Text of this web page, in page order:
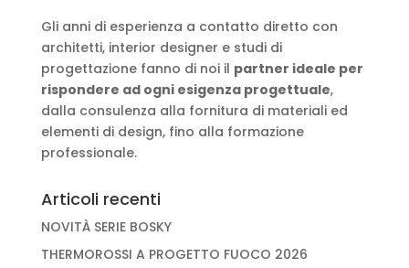
Gli anni di esperienza a contatto diretto con
architetti, interior designer e studi di
progettazione fanno di noi il partner ideale per
rispondere ad ogni esigenza progettuale,
dalla consulenza alla fornitura di materiali ed
elementi di design, fino alla formazione
professionale.
Articoli recenti
NOVITÀ SERIE BOSKY
THERMOROSSI A PROGETTO FUOCO 2026